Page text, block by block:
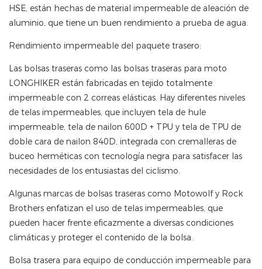
HSE, están hechas de material impermeable de aleación de
aluminio, que tiene un buen rendimiento a prueba de agua.
Rendimiento impermeable del paquete trasero:
Las bolsas traseras como las bolsas traseras para moto
LONGHIKER están fabricadas en tejido totalmente
impermeable con 2 correas elásticas. Hay diferentes niveles
de telas impermeables, que incluyen tela de hule
impermeable, tela de nailon 600D + TPU y tela de TPU de
doble cara de nailon 840D, integrada con cremalleras de
buceo herméticas con tecnología negra para satisfacer las
necesidades de los entusiastas del ciclismo.
Algunas marcas de bolsas traseras como Motowolf y Rock
Brothers enfatizan el uso de telas impermeables, que
pueden hacer frente eficazmente a diversas condiciones
climáticas y proteger el contenido de la bolsa.
Bolsa trasera para equipo de conducción impermeable para